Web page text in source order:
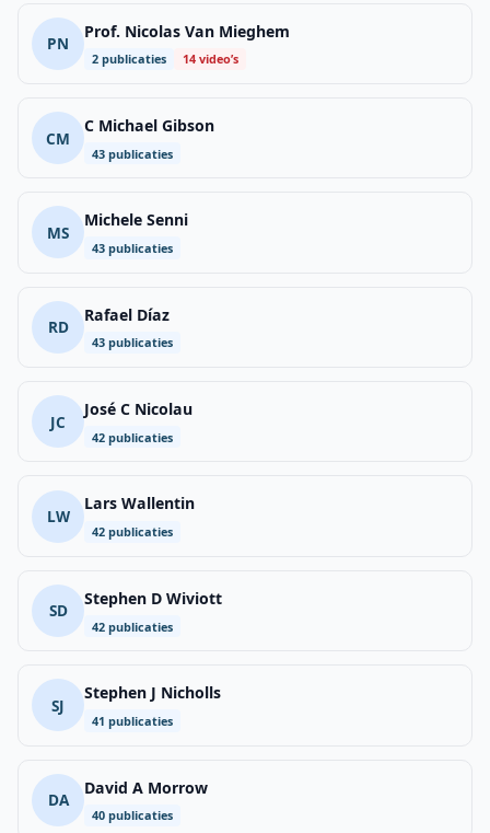
PN
Prof. Nicolas Van Mieghem
2 publicaties 14 video’s
CM
C Michael Gibson
43 publicaties
MS
Michele Senni
43 publicaties
RD
Rafael Díaz
43 publicaties
JC
José C Nicolau
42 publicaties
LW
Lars Wallentin
42 publicaties
SD
Stephen D Wiviott
42 publicaties
SJ
Stephen J Nicholls
41 publicaties
DA
David A Morrow
40 publicaties